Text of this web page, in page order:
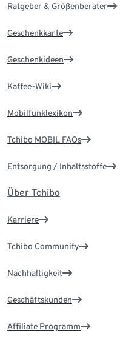
Ratgeber & Größenberater
Geschenkkarte
Geschenkideen
Kaffee-Wiki
Mobilfunklexikon
Tchibo MOBIL FAQs
Entsorgung / Inhaltsstoffe
Über Tchibo
Karriere
Tchibo Community
Nachhaltigkeit
Geschäftskunden
Affiliate Programm